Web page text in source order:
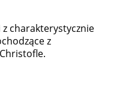
charakterystycznie
z